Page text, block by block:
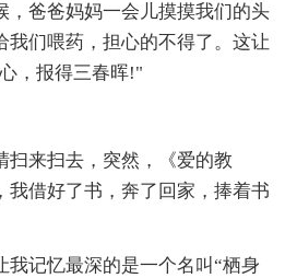
，爸爸妈妈一会儿摸摸我们的头
我们喂药，担心的不得了。这让
，报得三春晖!"
扫来扫去，突然，《爱的教
我借好了书，奔了回家，捧着书
我记忆最深的是一个名叫“栖身